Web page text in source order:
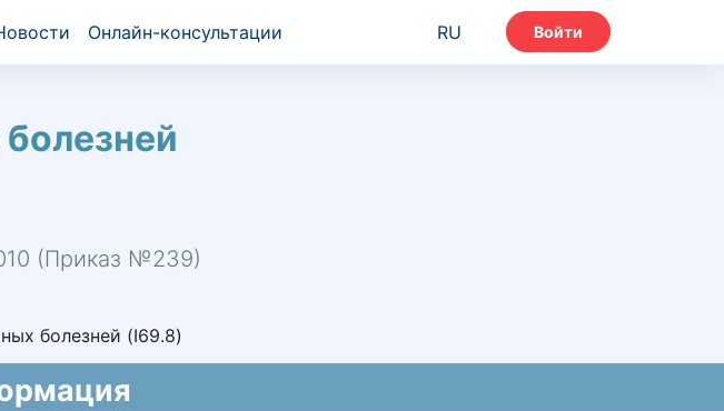
Онлайн-консультации RU Войти
(Приказ №239)
болезней (I69.8)